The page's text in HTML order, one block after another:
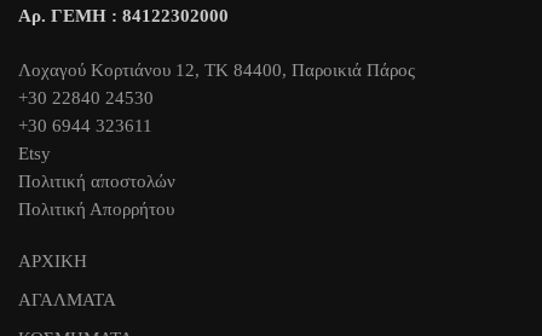
Αρ. ΓΕΜΗ : 84122302000
Λοχαγού Κορτιάνου 12, ΤΚ 84400, Παροικιά Πάρος
+30 22840 24530
+30 6944 323611
Etsy
Πολιτική αποστολών
Πολιτική Απορρήτου
ΑΡΧΙΚΗ
ΑΓΑΛΜΑΤΑ